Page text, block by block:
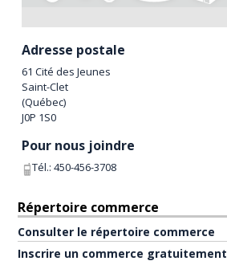
Adresse postale
61 Cité des Jeunes
Saint-Clet
(Québec)
J0P 1S0
Pour nous joindre
Tél.:450-456-3708
Répertoire commerce
Consulter le répertoire commerce
Inscrire un commerce gratuitement